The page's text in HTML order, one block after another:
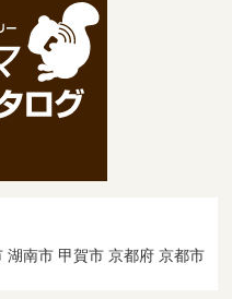
湖南市 甲賀市 京都府 京都市